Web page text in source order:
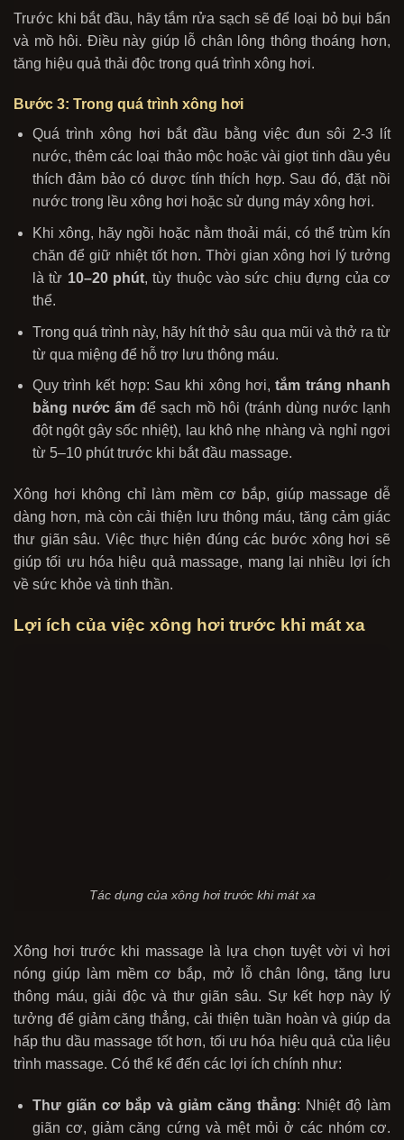
Trước khi bắt đầu, hãy tắm rửa sạch sẽ để loại bỏ bụi bẩn
và mồ hôi. Điều này giúp lỗ chân lông thông thoáng hơn,
tăng hiệu quả thải độc trong quá trình xông hơi.
Bước 3: Trong quá trình xông hơi
Quá trình xông hơi bắt đầu bằng việc đun sôi 2-3 lít
nước, thêm các loại thảo mộc hoặc vài giọt tinh dầu yêu
thích đảm bảo có dược tính thích hợp. Sau đó, đặt nồi
nước trong lều xông hơi hoặc sử dụng máy xông hơi.
Khi xông, hãy ngồi hoặc nằm thoải mái, có thể trùm kín
chăn để giữ nhiệt tốt hơn. Thời gian xông hơi lý tưởng
là từ 10–20 phút, tùy thuộc vào sức chịu đựng của cơ
thể.
Trong quá trình này, hãy hít thở sâu qua mũi và thở ra từ
từ qua miệng để hỗ trợ lưu thông máu.
Quy trình kết hợp: Sau khi xông hơi,tắm tráng nhanh
bằng nước ấmđể sạch mồ hôi (tránh dùng nước lạnh
đột ngột gây sốc nhiệt), lau khô nhẹ nhàng và nghỉ ngơi
từ 5–10 phút trước khi bắt đầu massage.
Xông hơi không chỉ làm mềm cơ bắp, giúp massage dễ
dàng hơn, mà còn cải thiện lưu thông máu, tăng cảm giác
thư giãn sâu. Việc thực hiện đúng các bước xông hơi sẽ
giúp tối ưu hóa hiệu quả massage, mang lại nhiều lợi ích
về sức khỏe và tinh thần.
Lợi ích của việc xông hơi trước khi mát xa
Tác dụng của xông hơi trước khi mát xa
Xông hơi trước khi massage là lựa chọn tuyệt vời vì hơi
nóng giúp làm mềm cơ bắp, mở lỗ chân lông, tăng lưu
thông máu, giải độc và thư giãn sâu. Sự kết hợp này lý
tưởng để giảm căng thẳng, cải thiện tuần hoàn và giúp da
hấp thu dầu massage tốt hơn, tối ưu hóa hiệu quả của liệu
trình massage. Có thể kể đến các lợi ích chính như:
Thư giãn cơ bắp và giảm căng thẳng: Nhiệt độ làm
giãn cơ, giảm căng cứng và mệt mỏi ở các nhóm cơ.